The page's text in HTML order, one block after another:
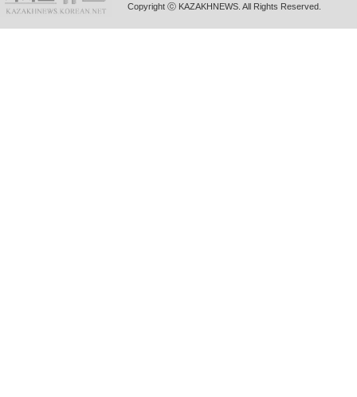
Copyright ⓒ KAZAKHNEWS. All Rights Reserved.